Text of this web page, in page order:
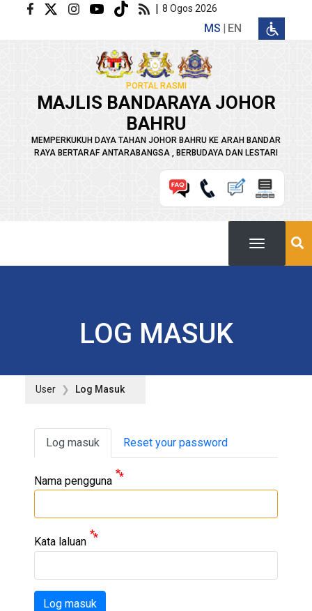
Langkau ke kandungan utama | 8 Ogos 2026
MS EN
PORTAL RASMI
MAJLIS BANDARAYA JOHOR
BAHRU
MEMPERKUKUH DAYA TAHAN JOHOR BAHRU KE ARAH BANDAR
RAYA BERTARAF ANTARABANGSA , BERBUDAYA DAN LESTARI
LOG MASUK
User Log Masuk
Primary tabs
Log masuk Reset your password
Nama pengguna
Kata laluan
Log masuk